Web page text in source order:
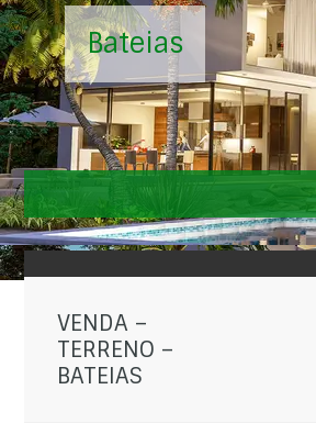
Bateias
VENDA –
TERRENO –
BATEIAS